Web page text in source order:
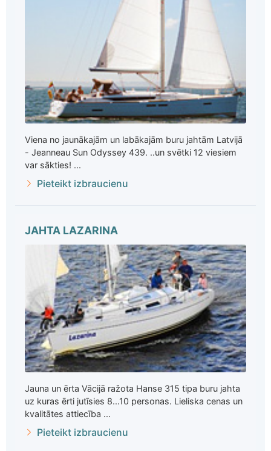
Viena no jaunākajām un labākajām buru jahtām Latvijā
- Jeanneau Sun Odyssey 439. ..un svētki 12 viesiem
var sākties! ...
Pieteikt izbraucienu
JAHTA LAZARINA
Jauna un ērta Vācijā ražota Hanse 315 tipa buru jahta
uz kuras ērti jutīsies 8...10 personas. Lieliska cenas un
kvalitātes attiecība ...
Pieteikt izbraucienu